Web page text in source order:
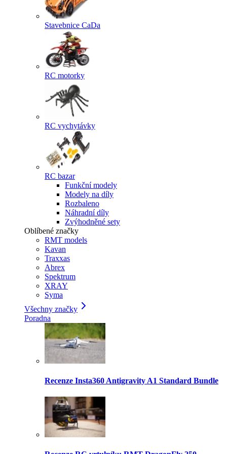
Stavebnice CaDa
RC motorky
RC vychytávky
RC bazar
Funkční modely
Modely na díly
Rozbaleno
Náhradní díly
Zvýhodněné sety
Oblíbené značky
RMT models
Kavan
Traxxas
Abrex
Spektrum
XRAY
Syma
Všechny značky
Poradna
Recenze Insta360 Antigravity A1 Standard Bundle